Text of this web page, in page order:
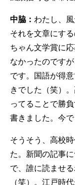
中脇： わたし、
それを文章にす
ちゃん文学賞に
なかったのです
です。国語が得
きでした（笑）
ってることで勝
書きました。今で
そうそう、高校
た。新聞の記事
で、誰に読ませ
（笑）。江戸時